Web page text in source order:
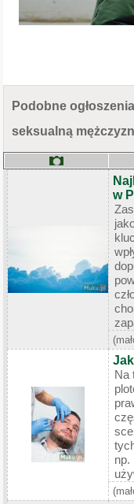
Podobne
seksualną
w
Na